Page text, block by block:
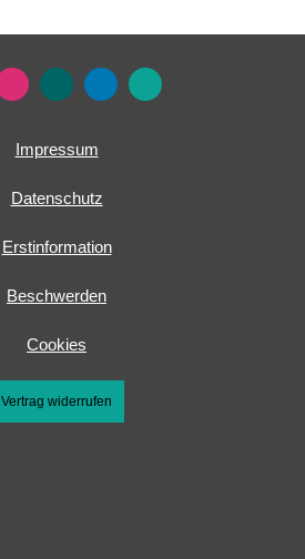
Impressum
Datenschutz
Erstinformation
Beschwerden
Cookies
Vertrag widerrufen